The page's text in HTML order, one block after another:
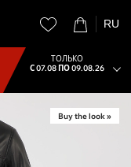
RU
ТОЛЬКО
С 07.08 ПО 09.08.26
Buy the look »